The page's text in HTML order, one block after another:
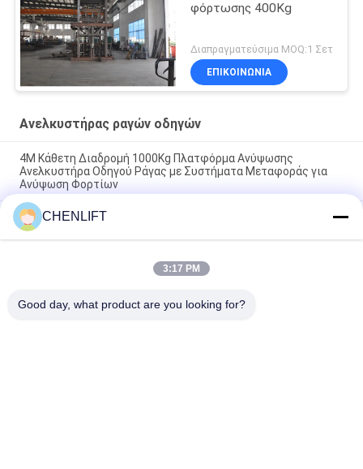
φόρτωσης 400Kg
Διαπραγματεύσιμα MOQ:1 Σετ
ΕΠΙΚΟΙΝΩΝΙΑ
Ανελκυστήρας ραγών οδηγών
4M Κάθετη Διαδρομή 1000Kg Πλατφόρμα Ανύψωσης
Ανελκυστήρα Οδηγού Ράγας με Συστήματα Μεταφοράς για
Ανύψωση Φορτίων
3T 4m Ανυψωτικό ψαλιδωτό ανελκυστήρα με οδηγό ράγας
και κουμπί διακοπής έκτακτης ανάγκης για εμπορεύματα
Αποταμίευση χώρου 4M Υψόμετρο ανύψωσης 2000Kg
χωρητικότητα φόρτωσης Οδηγός Σιδηροδρομικός
CHENLIFT
3:17 PM
Good day, what product are you looking for?